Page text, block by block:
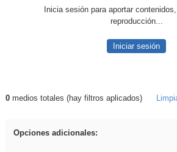
Inicia sesión para aportar
reproducción...
Iniciar sesión
Resultados de: flecha
0medios totales (hay filtros aplicados)
Opciones adicionales: